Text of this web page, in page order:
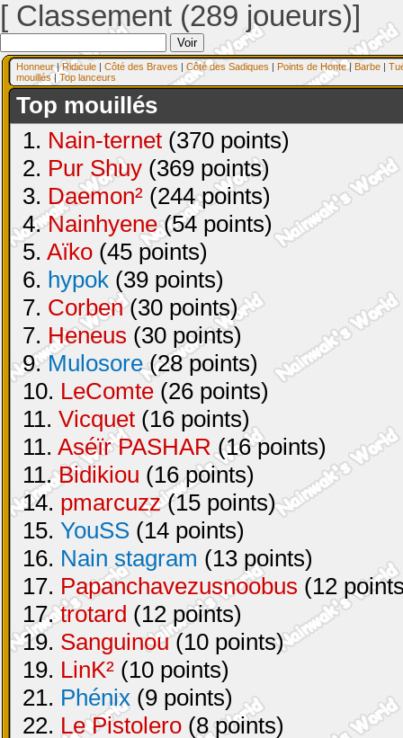
[ Classement (289 joueurs)]
Honneur|Ridicule | Côté des Braves | Côté des Sadiques | Points de Honte| Barbe |
mouillés| Top lanceurs
Top mouillés
1. Nain-ternet (370 points)
2. Pur Shuy (369 points)
3. Daemon² (244 points)
4.Nainhyene(54 points)
5. Aïko (45 points)
6. hypok (39 points)
7. Corben(30 points)
7. Heneus (30 points)
9.Mulosore(28 points)
10. LeComte (26 points)
11. Vicquet (16 points)
11. Aséïr PASHAR(16 points)
11.Bidikiou (16 points)
14. pmarcuzz(15 points)
15. YouSS (14 points)
16. Nain stagram (13 points)
17. Papanchavezusnoobus (12
17.trotard (12 points)
19. Sanguinou(10 points)
19. LinK² (10 points)
21. Phénix (9 points)
22. Le Pistolero (8 points)